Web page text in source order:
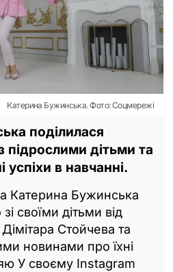
Катерина Бужинська. Фото: Соцмережі
поділилася
підрослими дітьми та
успіхи в навчанні.
Катерина Бужинська
своїми дітьми від
Стойчева та
новинами про їхні
У своєму Instagram